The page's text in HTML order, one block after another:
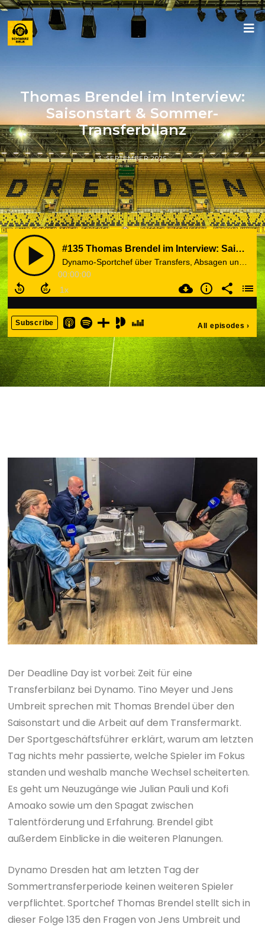
Thomas Brendel im Interview:
Saisonstart & Sommer-
Transferbilanz
3. SEPTEMBER 2025
Der Deadline Day ist vorbei: Zeit für eine
Transferbilanz bei Dynamo. Tino Meyer und Jens
Umbreit sprechen mit Thomas Brendel über den
Saisonstart und die Arbeit auf dem Transfermarkt.
Der Sportgeschäftsführer erklärt, warum am letzten
Tag nichts mehr passierte, welche Spieler im Fokus
standen und weshalb manche Wechsel scheiterten.
Es geht um Neuzugänge wie Julian Pauli und Kofi
Amoako sowie um den Spagat zwischen
Talentförderung und Erfahrung. Brendel gibt
außerdem Einblicke in die weiteren Planungen.
Dynamo Dresden hat am letzten Tag der
Sommertransferperiode keinen weiteren Spieler
verpflichtet. Sportchef Thomas Brendel stellt sich in
dieser Folge 135 den Fragen von Jens Umbreit und